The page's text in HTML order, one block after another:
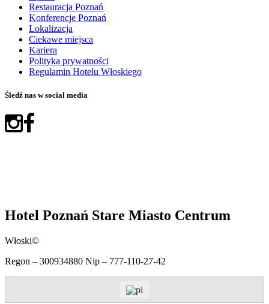
Restauracja Poznań
Konferencje Poznań
Lokalizacja
Ciekawe miejsca
Kariera
Polityka prywatności
Regulamin Hotelu Włoskiego
Śledź nas w social media
Hotel Poznań Stare Miasto Centrum
Włoski©
Regon – 300934880 Nip – 777-110-27-42